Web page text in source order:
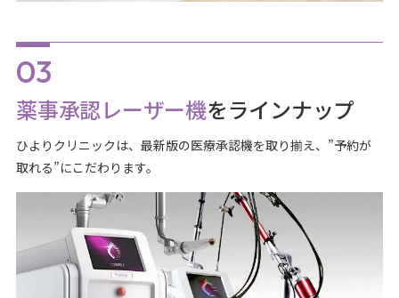
薬事承認レーザー機をラインナップ
ひよりクリニックは、最新版の医療承認機を取り揃え、”予約が
取れる”にこだわります。